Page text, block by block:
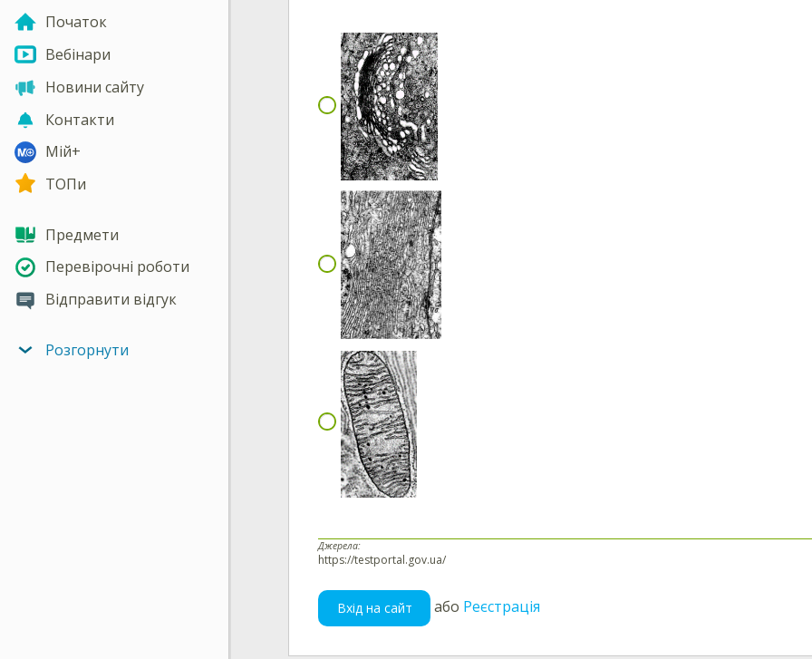
Початок
Вебінари
Новини сайту
Контакти
Мій+
ТОПи
Предмети
Перевірочні роботи
Відправити відгук
Розгорнути
Джерела:
https://testportal.gov.ua/
Вхід на сайт або Реєстрація